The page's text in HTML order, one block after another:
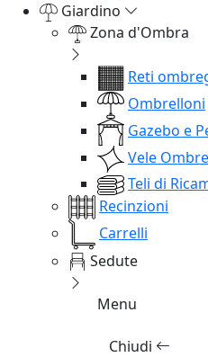
Giardino
Zona d'Ombra
Reti
Ombrelloni
Gazebo e
Vele
Teli di
Recinzioni
Carrelli
Sedute
Menu
Chiudi